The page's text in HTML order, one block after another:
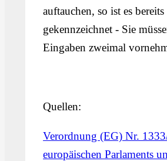
auftauchen, so ist es bereits
gekennzeichnet - Sie
Eingaben zweimal
Quellen:
Verordnung (EG) Nr.
europäischen Parlaments